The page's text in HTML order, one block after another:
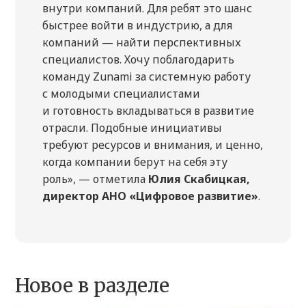
внутри компаний. Для ребят это шанс
быстрее войти в индустрию, а для
компаний — найти перспективных
специалистов. Хочу поблагодарить
команду Zunami за системную работу
с молодыми специалистами
и готовность вкладываться в развитие
отрасли. Подобные инициативы
требуют ресурсов и внимания, и ценно,
когда компании берут на себя эту
роль», — отметила Юлия Скабицкая,
директор АНО «Цифровое развитие».
Новое в разделе